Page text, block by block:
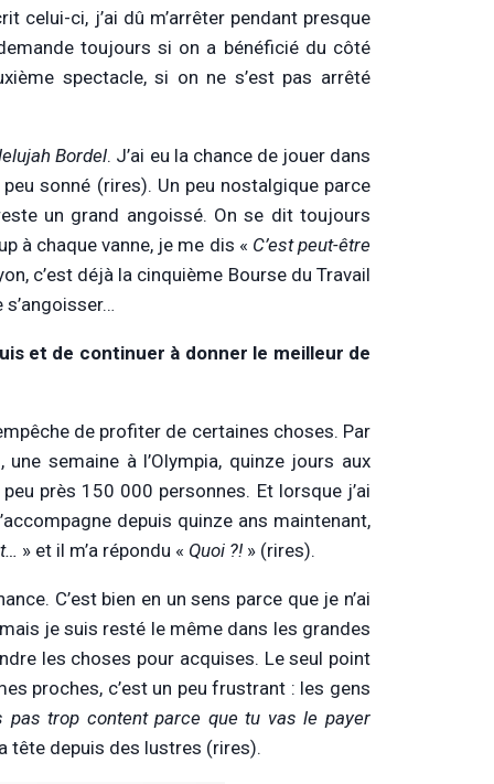
celui-ci, j’ai dû m’arrêter pendant presque
toujours si on a bénéficié du côté
spectacle, si on ne s’est pas arrêté
Bordel. J’ai eu la chance de jouer dans
sonné (rires). Un peu nostalgique parce
un grand angoissé. On se dit toujours
à chaque vanne, je me dis « C’est peut-être
c’est déjà la cinquième Bourse du Travail
s’angoisser…
et de continuer à donner le meilleur de
de profiter de certaines choses. Par
semaine à l’Olympia, quinze jours aux
près 150 000 personnes. Et lorsque j’ai
depuis quinze ans maintenant,
» et il m’a répondu « Quoi ?! » (rires).
C’est bien en un sens parce que je n’ai
je suis resté le même dans les grandes
les choses pour acquises. Le seul point
proches, c’est un peu frustrant : les gens
pas trop content parce que tu vas le payer
tête depuis des lustres (rires).